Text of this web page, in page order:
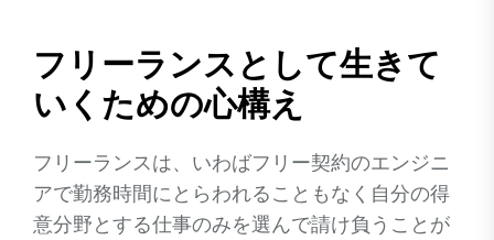
フリーランスとして生きて
いくための心構え
フリーランスは、いわばフリー契約のエンジニ
アで勤務時間にとらわれることもなく自分の得
意分野とする仕事のみを選んで請け負うことが